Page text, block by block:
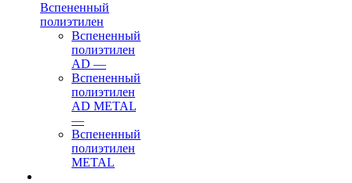
Вспененный
полиэтилен
Вспененный
полиэтилен
AD —
Вспененный
полиэтилен
AD METAL
—
Вспененный
полиэтилен
METAL